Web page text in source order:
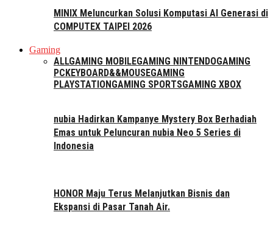
MINIX Meluncurkan Solusi Komputasi AI Generasi di
COMPUTEX TAIPEI 2026
Gaming
ALLGAMING MOBILEGAMING NINTENDOGAMING
PCKEYBOARD&&MOUSEGAMING
PLAYSTATIONGAMING SPORTSGAMING XBOX
nubia Hadirkan Kampanye Mystery Box Berhadiah
Emas untuk Peluncuran nubia Neo 5 Series di
Indonesia
HONOR Maju Terus Melanjutkan Bisnis dan
Ekspansi di Pasar Tanah Air.